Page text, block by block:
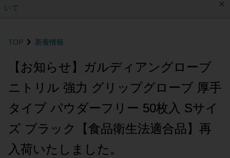
いて
TOP 新着情報
【お知らせ】ガルディアングローブ
ニトリル 強力 グリップグローブ 厚手
タイプ パウダーフリー 50枚入 Sサイ
ズ ブラック【食品衛生法適合品】再
入荷いたしました。